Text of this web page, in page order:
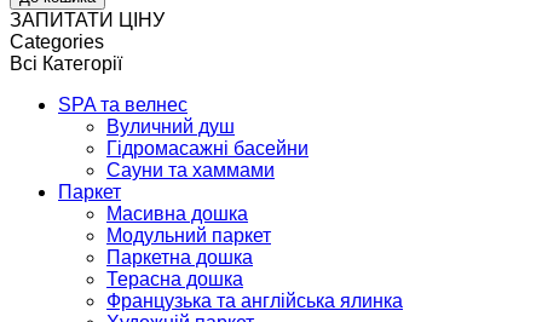
ЗАПИТАТИ ЦІНУ
Categories
Всі Категорії
SPA та велнес
Вуличний душ
Гідромасажні басейни
Сауни та хаммами
Паркет
Масивна дошка
Модульний паркет
Паркетна дошка
Терасна дошка
Французька та англійська ялинка